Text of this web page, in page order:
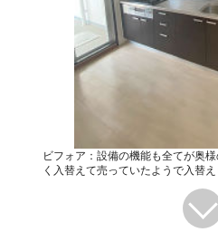
ビフォア：設備の機能も全てが奥
く入替えて売っていたようで入替え